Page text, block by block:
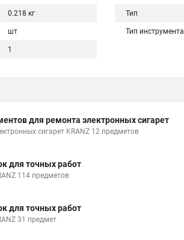
0.218 кг
шт
1
Тип
Тип инструмента
для ремонта электронных сигарет
сигарет KRANZ 12 предметов
для точных работ
114 предметов
для точных работ
31 предмет